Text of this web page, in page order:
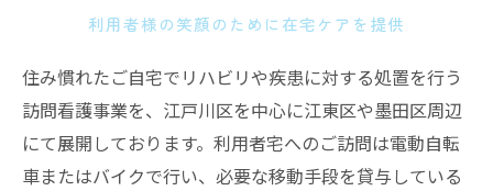
利用者様の笑顔のために在宅ケアを提供
住み慣れたご自宅でリハビリや疾患に対する処置を行う
訪問看護事業を、江戸川区を中心に江東区や墨田区周辺
にて展開しております。利用者宅へのご訪問は電動自転
車またはバイクで行い、必要な移動手段を貸与している